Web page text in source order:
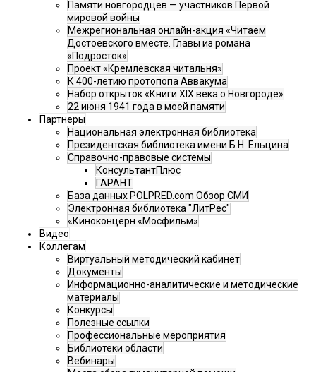
Памяти новгородцев — участников Первой
мировой войны
Межрегиональная онлайн-акция «Читаем
Достоевского вместе. Главы из романа
«Подросток»
Проект «Кремлевская читальня»
К 400-летию протопопа Аввакума
Набор открыток «Книги XIX века о Новгороде»
22 июня 1941 года в моей памяти
Партнеры
Национальная электронная библиотека
Президентская библиотека имени Б.Н. Ельцина
Справочно-правовые системы
КонсультантПлюс
ГАРАНТ
База данных POLPRED.com Обзор СМИ
Электронная библиотека "ЛитРес"
«Киноконцерн «Мосфильм»
Видео
Коллегам
Виртуальный методический кабинет
Документы
Информационно-аналитические и методические
материалы
Конкурсы
Полезные ссылки
Профессиональные мероприятия
Библиотеки области
Вебинары